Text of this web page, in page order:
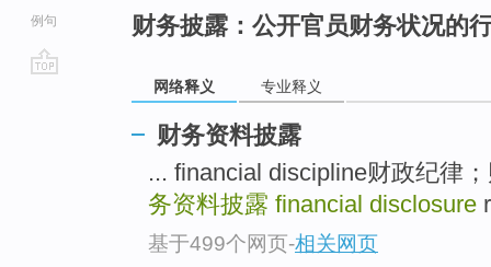
例句
财务披露：公开官员财务状况的
网络释义 专业释义
财务资料披露
... financial discipline财政纪律
务资料披露 financial disclosure
基于499个网页-相关网页